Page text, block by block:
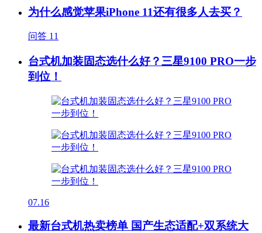
为什么感觉苹果iPhone 11还有很多人去买？
问答 11
台式机加装固态选什么好？三星9100 PRO一步
到位！
07.16
最新台式机热卖榜单 国产生态适配+双系统大